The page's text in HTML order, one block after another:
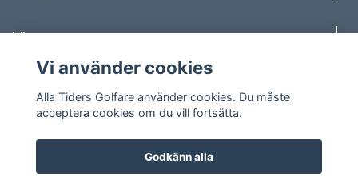
Läs mer
Vi använder cookies
Alla Tiders Golfare använder cookies. Du måste
acceptera cookies om du vill fortsätta.
Godkänn alla